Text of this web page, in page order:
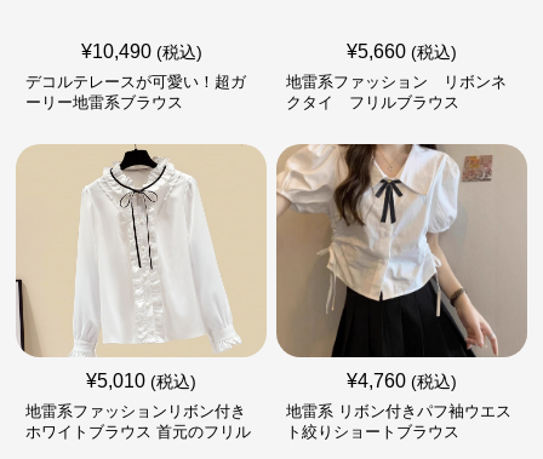
¥10,490 (税込)
デコルテレースが可愛い！超ガ
ーリー地雷系ブラウス
¥5,660 (税込)
地雷系ファッション リボンネ
クタイ フリルブラウス
¥5,010 (税込)
地雷系ファッションリボン付き
ホワイトブラウス 首元のフリル
¥4,760 (税込)
地雷系 リボン付きパフ袖ウエス
ト絞りショートブラウス